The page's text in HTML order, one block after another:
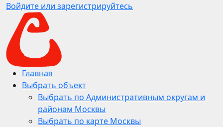
Войдите или зарегистрируйтесь
Главная
Выбрать объект
Выбрать по Административным округам и
районам Москвы
Выбрать по карте Москвы